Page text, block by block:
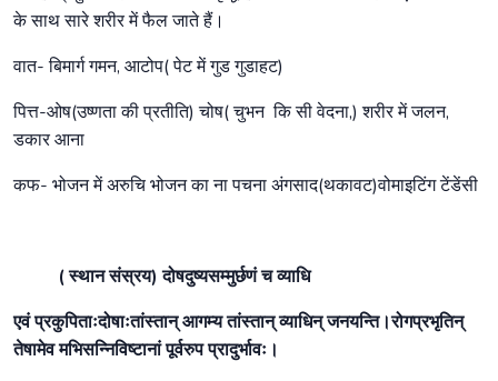
के साथ सारे शरीर में फैल जाते हैं।
वात- बिमार्ग गमन, आटोप( पेट में गुड गुडाहट)
पित्त-ओष(उष्णता की प्रतीति) चोष( चुभन कि सी वेदना,) शरीर में जलन,
डकार आना
कफ- भोजन में अरुचि भोजन का ना पचना अंगसाद(थकावट)वोमाइटिंग टेंडेंसी
( स्थान संस्रय) दोषदुष्यसम्मुर्छणं च व्याधि
एवं प्रकुपिताःदोषाःतांस्तान् आगम्य तांस्तान् व्याधिन् जनयन्ति।रोगप्रभृतिन्
तेषामेव मभिसन्निविष्टानां पूर्वरुप प्रादुर्भावः।